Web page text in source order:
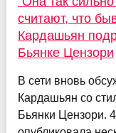
считают, что
Кардашьян
Бьянке Цензори
В сети вновь
Кардашьян со
Бьянки Цензори.